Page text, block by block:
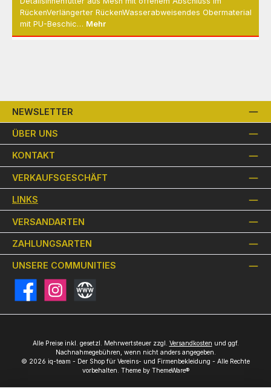
RückenVerlängerter RückenWasserabweisendes Obermaterial
mit PU-Beschic… Mehr
NEWSLETTER
ÜBER UNS
KONTAKT
VERKAUFSGESCHÄFT
LINKS
VERSANDARTEN
ZAHLUNGSARTEN
UNSERE COMMUNITIES
FacebookInstagramWebsite
Alle Preise inkl. gesetzl. Mehrwertsteuer zzgl. Versandkosten und ggf.
Nachnahmegebühren, wenn nicht anders angegeben.
© 2026 iq-team - Der Shop für Vereins- und Firmenbekleidung - Alle Rechte
vorbehalten. Theme by ThemeWare®